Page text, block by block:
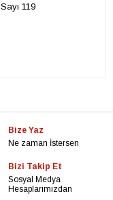
119
Bize Yaz
Ne zaman İstersen
Bizi Takip Et
Sosyal Medya
Hesaplarımızdan